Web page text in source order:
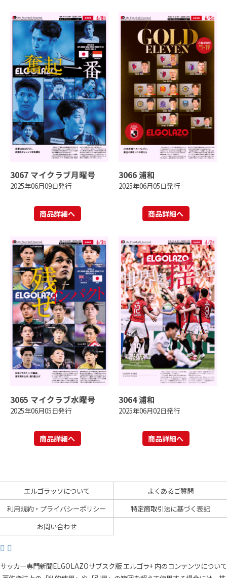
3067 マイクラブ月曜号
2025年06月09日発行
商品詳細へ
3066 浦和
2025年06月05日発行
商品詳細へ
3065 マイクラブ水曜号
2025年06月05日発行
商品詳細へ
3064 浦和
2025年06月02日発行
商品詳細へ
エルゴラッソについて
よくあるご質問
利用規約・プライバシーポリシー
特定商取引法に基づく表記
お問い合わせ
サッカー専門新聞ELGOLAZOサブスク版 エルゴラ+ 内のコンテンツについて